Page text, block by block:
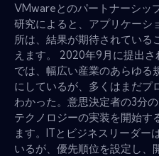
VMwareとのパートナーシッ
研究によると、アプリケーシ
所は、結果が期待されている
えます。 2020年9月に提出
では、幅広い産業のあらゆる
にしているが、多くはまだプ
わかった。意思決定者の3分
テクノロジーの実装を開始す
ます。ITとビジネスリーダー
いるが、優先順位を設定し、